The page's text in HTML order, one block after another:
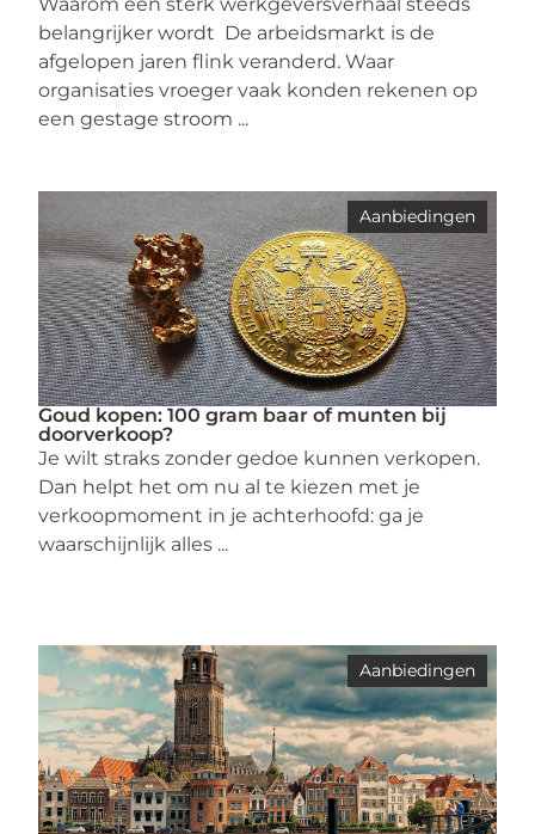
belangrijker wordt De arbeidsmarkt is de
afgelopen jaren flink veranderd. Waar
organisaties vroeger vaak konden rekenen op
een gestage stroom ...
Aanbiedingen
Goud kopen: 100 gram baar of munten bij
doorverkoop?
Je wilt straks zonder gedoe kunnen verkopen.
Dan helpt het om nu al te kiezen met je
verkoopmoment in je achterhoofd: ga je
waarschijnlijk alles ...
Aanbiedingen